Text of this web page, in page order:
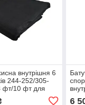
внутрішня 6
244-252/305-
фт/10 фт для
6